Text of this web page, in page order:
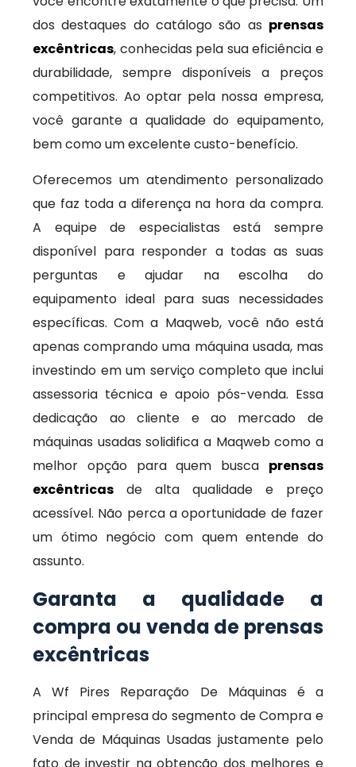
dos destaques do catálogo são as prensas
excêntricas, conhecidas pela sua eficiência e
durabilidade, sempre disponíveis a preços
competitivos. Ao optar pela nossa empresa,
você garante a qualidade do equipamento,
bem como um excelente custo-benefício.
Oferecemos um atendimento personalizado
que faz toda a diferença na hora da compra.
A equipe de especialistas está sempre
disponível para responder a todas as suas
perguntas e ajudar na escolha do
equipamento ideal para suas necessidades
específicas. Com a Maqweb, você não está
apenas comprando uma máquina usada, mas
investindo em um serviço completo que inclui
assessoria técnica e apoio pós-venda. Essa
dedicação ao cliente e ao mercado de
máquinas usadas solidifica a Maqweb como a
melhor opção para quem busca prensas
excêntricas de alta qualidade e preço
acessível. Não perca a oportunidade de fazer
um ótimo negócio com quem entende do
assunto.
Garanta a qualidade a
compra ou venda de prensas
excêntricas
A Wf Pires Reparação De Máquinas é a
principal empresa do segmento de Compra e
Venda de Máquinas Usadas justamente pelo